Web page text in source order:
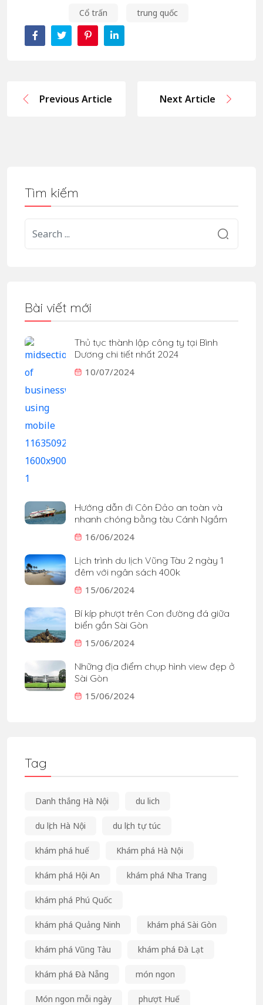
Cổ trấn trung quốc
Previous Article Next Article
Tìm kiếm
Bài viết mới
Thủ tục thành lập công ty tại Bình
Dương chi tiết nhất 2024
10/07/2024
Hướng dẫn đi Côn Đảo an toàn và
nhanh chóng bằng tàu Cánh Ngầm
16/06/2024
Lịch trình du lịch Vũng Tàu 2 ngày 1
đêm với ngân sách 400k
15/06/2024
Bí kíp phượt trên Con đường đá giữa
biển gần Sài Gòn
15/06/2024
Những địa điểm chụp hình view đẹp ở
Sài Gòn
15/06/2024
Tag
Danh thắng Hà Nội du lich
du lịch Hà Nội du lịch tự túc
khám phá huế Khám phá Hà Nội
khám phá Hội An khám phá Nha Trang
khám phá Phú Quốc
khám phá Quảng Ninh khám phá Sài Gòn
khám phá Vũng Tàu khám phá Đà Lạt
khám phá Đà Nẵng món ngon
Món ngon mỗi ngày phượt Huế